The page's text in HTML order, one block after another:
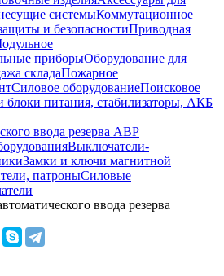
системыКоммутационное
и безопасностиПриводная
приборыОборудование для
складаПожарное
Силовое оборудованиеПоисковое
блоки питания, стабилизаторы, АКБ
ввода резерва АВР
Выключатели-
Замки и ключи магнитной
патроныСиловые
ввода резерва